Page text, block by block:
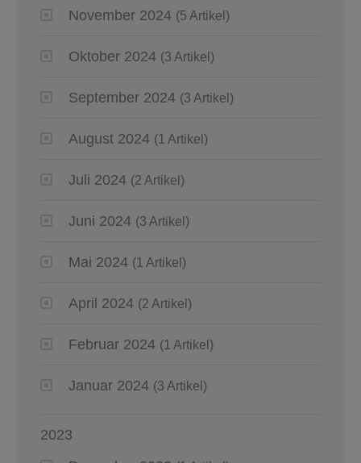
November 2024 (5 Artikel)
Oktober 2024 (3 Artikel)
September 2024 (3 Artikel)
August 2024 (1 Artikel)
Juli 2024 (2 Artikel)
Juni 2024 (3 Artikel)
Mai 2024 (1 Artikel)
April 2024 (2 Artikel)
Februar 2024 (1 Artikel)
Januar 2024 (3 Artikel)
2023